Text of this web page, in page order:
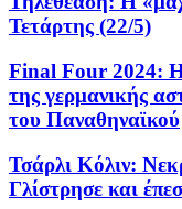
Τετάρτης (22/5)
Final Four 2024: Η
της γερμανικής
του Παναθηναϊκού
Τσάρλι Κόλιν:
Γλίστρησε και